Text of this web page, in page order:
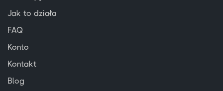
Jak to działa
FAQ
Konto
Kontakt
Blog